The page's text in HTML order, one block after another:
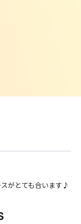
がとても合います♪